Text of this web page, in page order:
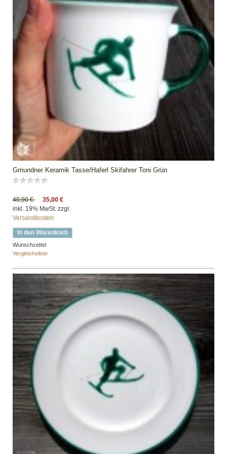
Gmundner Keramik Tasse/Haferl Skifahrer Toni Grün
40,90 €
35,00 €
inkl. 19% MwSt. zzgl.
Versandkosten
In den Warenkorb
Wunschzettel
Vergleichsliste